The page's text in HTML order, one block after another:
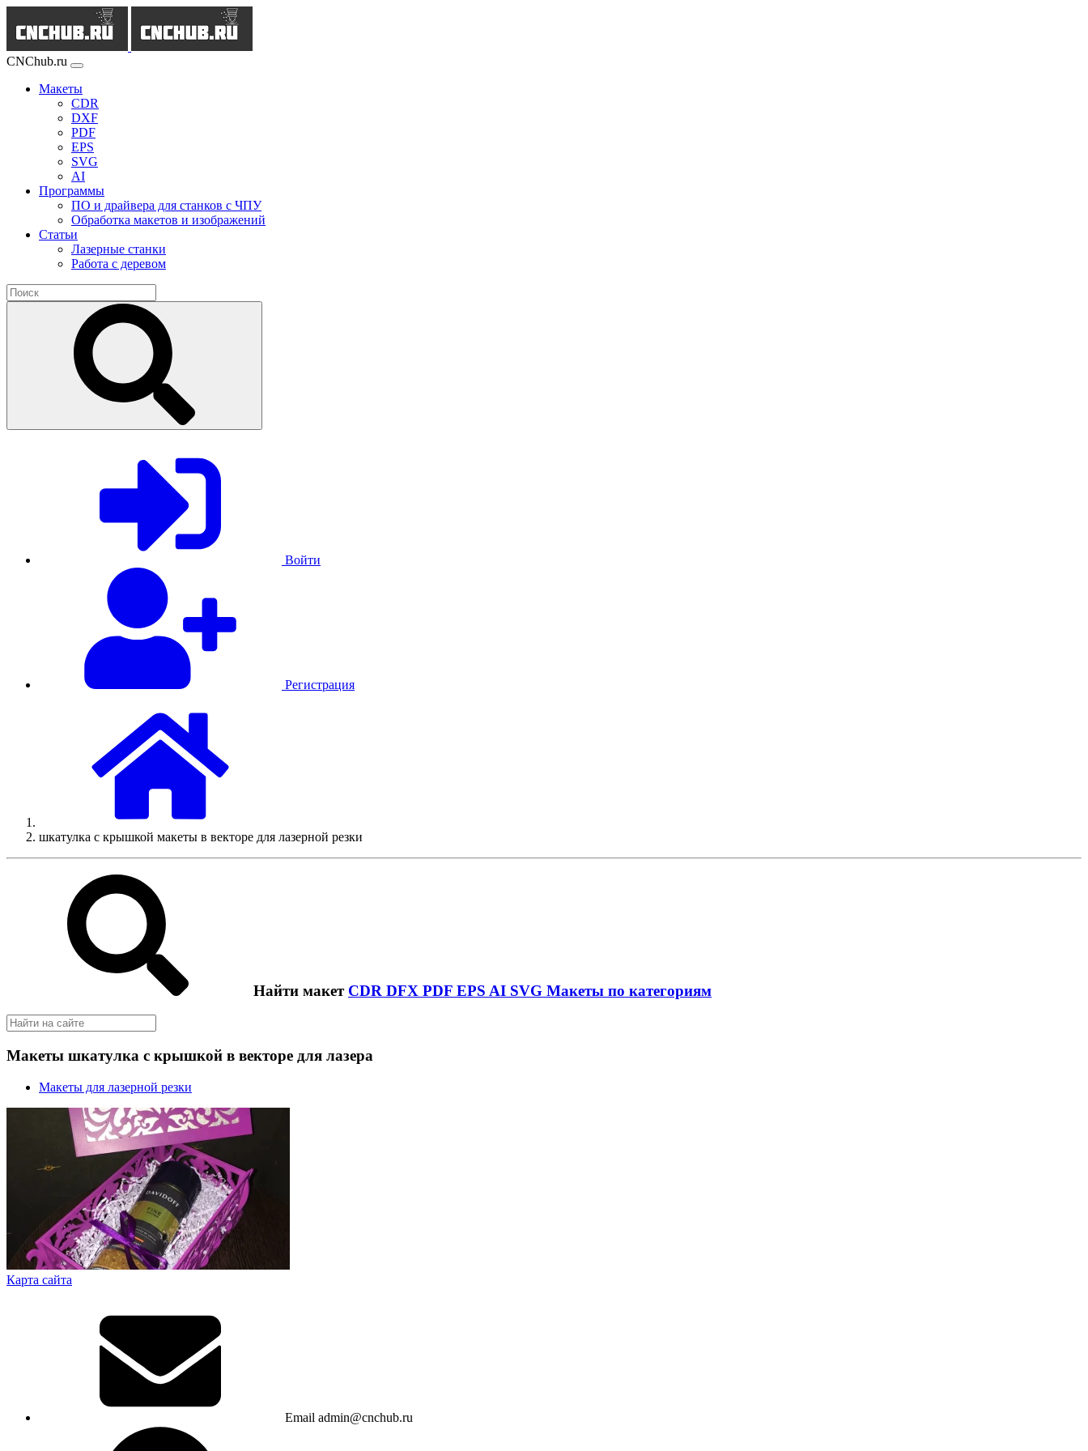
CNChub.ru
Макеты
CDR
DXF
PDF
EPS
SVG
AI
Программы
ПО и драйвера для станков с ЧПУ
Обработка макетов и изображений
Статьи
Лазерные станки
Работа с деревом
Войти
Регистрация
шкатулка с крышкой макеты в векторе для лазерной резки
Найти макет CDR DFX PDF EPS AI SVG Макеты по категориям
Макеты шкатулка с крышкой в векторе для лазера
Макеты для лазерной резки
Карта сайта
Email admin@cnchub.ru